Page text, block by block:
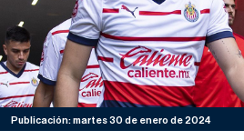
Publicación: martes 30 de enero de 2024